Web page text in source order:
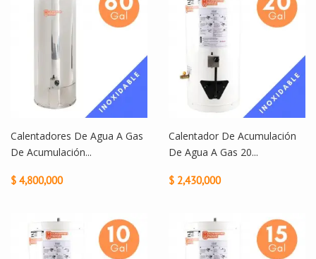
Calentadores De Agua A Gas
De Acumulación...
$ 4,800,000
Calentador De Acumulación
De Agua A Gas 20...
$ 2,430,000